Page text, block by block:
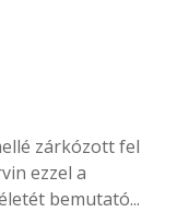
zárkózott fel
ezzel a
bemutató...